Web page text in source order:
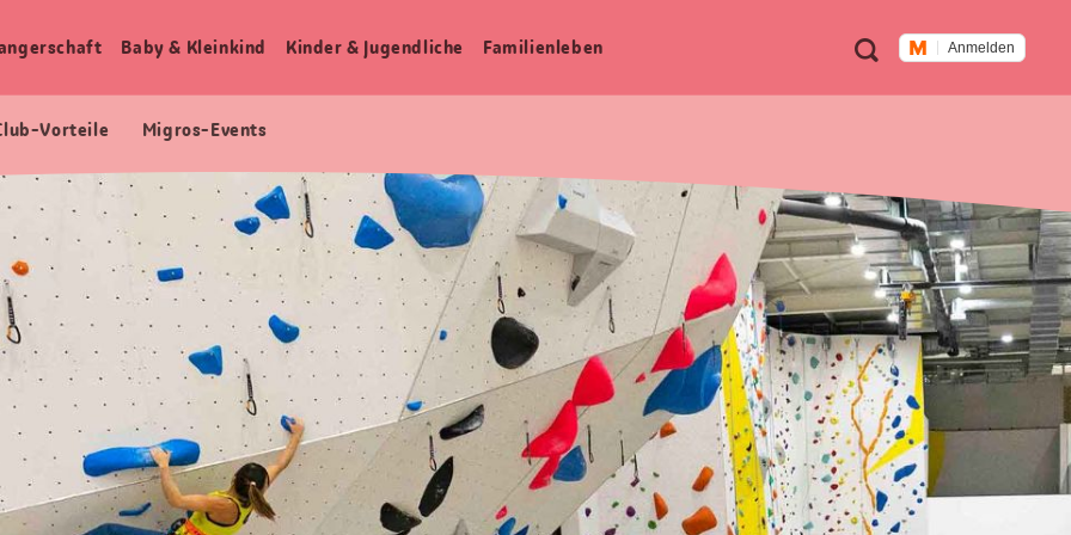
Meta
Navigation
Suche Anmelden
Baby & Kleinkind Kinder & Jugendliche Familien­leben
Vorteile Migros-Events